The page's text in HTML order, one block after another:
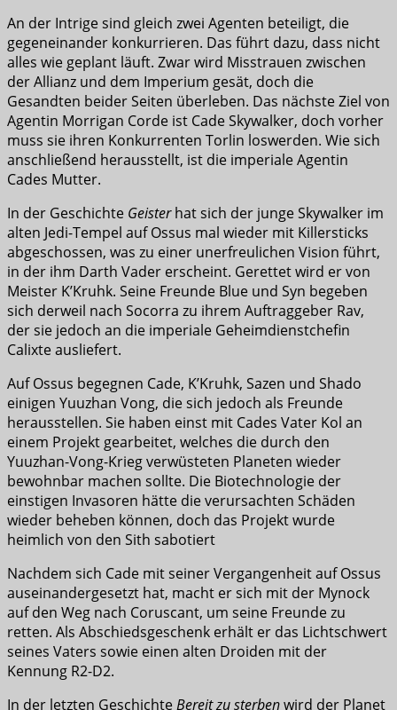
An der Intrige sind gleich zwei Agenten beteiligt, die
gegeneinander konkurrieren. Das führt dazu, dass nicht
alles wie geplant läuft. Zwar wird Misstrauen zwischen
der Allianz und dem Imperium gesät, doch die
Gesandten beider Seiten überleben. Das nächste Ziel von
Agentin Morrigan Corde ist Cade Skywalker, doch vorher
muss sie ihren Konkurrenten Torlin loswerden. Wie sich
anschließend herausstellt, ist die imperiale Agentin
Cades Mutter.
In der Geschichte Geisterhat sich der junge Skywalker im
alten Jedi-Tempel auf Ossus mal wieder mit Killersticks
abgeschossen, was zu einer unerfreulichen Vision führt,
in der ihm Darth Vader erscheint. Gerettet wird er von
Meister K’Kruhk. Seine Freunde Blue und Syn begeben
sich derweil nach Socorra zu ihrem Auftraggeber Rav,
der sie jedoch an die imperiale Geheimdienstchefin
Calixte ausliefert.
Auf Ossus begegnen Cade, K’Kruhk, Sazen und Shado
einigen Yuuzhan Vong, die sich jedoch als Freunde
herausstellen. Sie haben einst mit Cades Vater Kol an
einem Projekt gearbeitet, welches die durch den
Yuuzhan-Vong-Krieg verwüsteten Planeten wieder
bewohnbar machen sollte. Die Biotechnologie der
einstigen Invasoren hätte die verursachten Schäden
wieder beheben können, doch das Projekt wurde
heimlich von den Sith sabotiert
Nachdem sich Cade mit seiner Vergangenheit auf Ossus
auseinandergesetzt hat, macht er sich mit der Mynock
auf den Weg nach Coruscant, um seine Freunde zu
retten. Als Abschiedsgeschenk erhält er das Lichtschwert
seines Vaters sowie einen alten Droiden mit der
Kennung R2-D2.
In der letzten GeschichteBereit zu sterbenwird der Planet